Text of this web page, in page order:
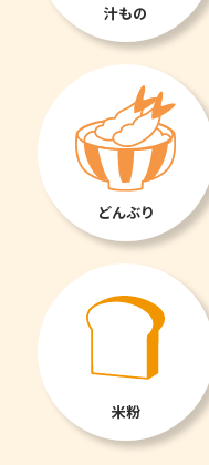
汁もの
どんぶり
米粉